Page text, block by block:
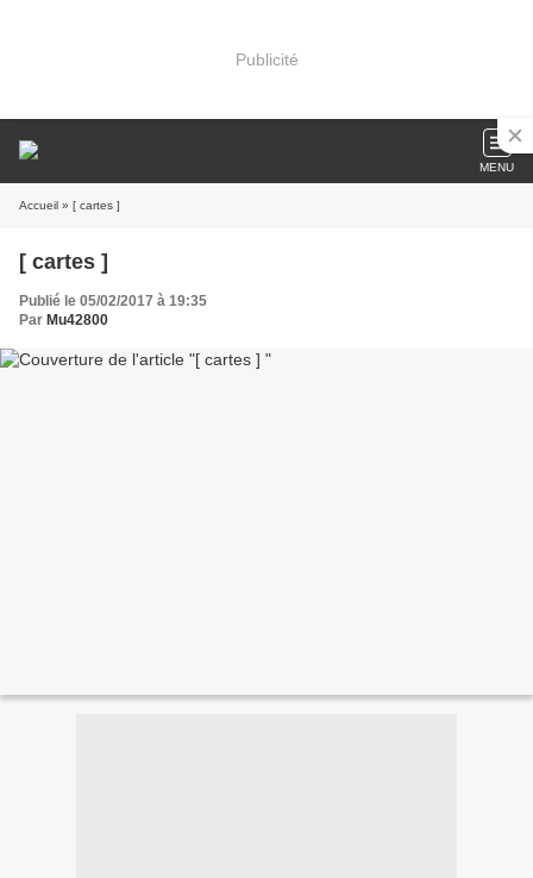
Publicité
MENU
Accueil » [ cartes ]
[ cartes ]
Publié le 05/02/2017 à 19:35
Par Mu42800